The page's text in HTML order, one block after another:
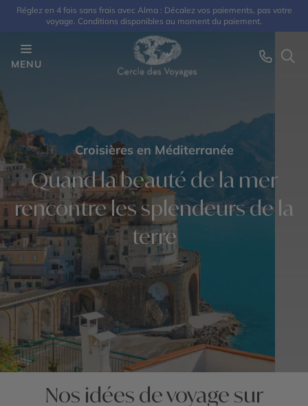
Réglez en 4 fois sans frais avec Alma : Décalez vos paiements, pas votre
voyage. Conditions disponibles au moment du paiement.
MENU
Croisières en Méditerranée
Quand la beauté de la mer
rencontre les splendeurs de la
terre
Nos idées de voyage sur